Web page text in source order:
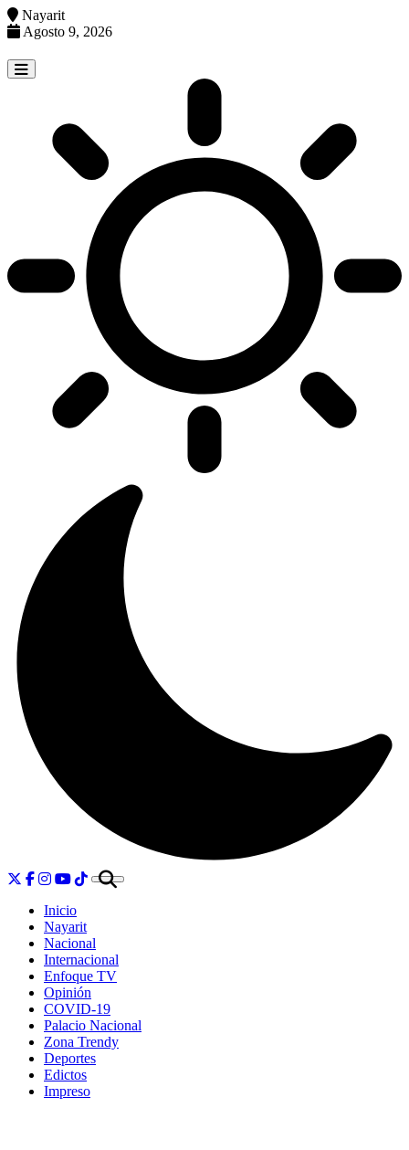
Nayarit
Agosto 9, 2026
to
content
Inicio
Nayarit
Nacional
Internacional
Enfoque TV
Opinión
COVID-19
Palacio Nacional
Zona Trendy
Deportes
Edictos
Impreso